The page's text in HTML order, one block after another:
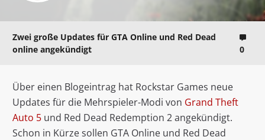
Zwei große Updates für GTA Online und Red Dead
online angekündigt
0
Über einen Blogeintrag hat Rockstar Games neue
Updates für die Mehrspieler-Modi von Grand Theft
Auto 5 und Red Dead Redemption 2 angekündigt.
Schon in Kürze sollen GTA Online und Red Dead